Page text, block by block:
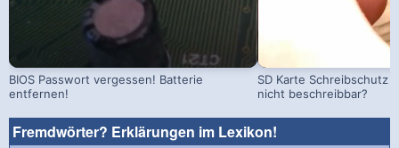
BIOS Passwort vergessen! Batterie
entfernen!
SD Karte Schreibschutz
nicht beschreibbar?
Fremdwörter? Erklärungen im Lexikon!